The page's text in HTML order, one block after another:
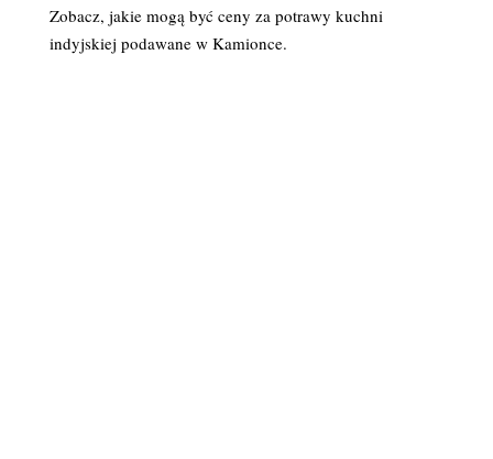
Zobacz, jakie mogą być ceny za potrawy kuchni
indyjskiej podawane w Kamionce.